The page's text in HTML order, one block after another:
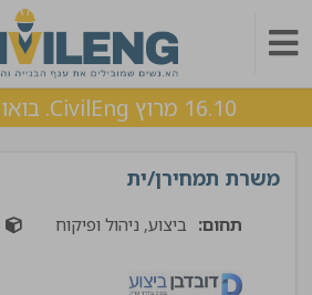
16.10 מרוץ CivilEng. בואו להירשם >>
משרת תמחירן/ית
תחום: ביצוע, ניהול ופיקוח